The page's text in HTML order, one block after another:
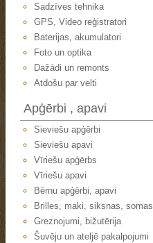
Sadzīves tehnika
GPS, Video reģistratori
Baterijas, akumulatori
Foto un optika
Dažādi un remonts
Atdošu par velti
Apģērbi , apavi
Sieviešu apģērbi
Sieviešu apavi
Vīriešu apģērbs
Vīriešu apavi
Bērnu apģērbi, apavi
Brilles, maki, siksnas, somas
Greznojumi, bižutērija
Šuvēju un ateljē pakalpojumi